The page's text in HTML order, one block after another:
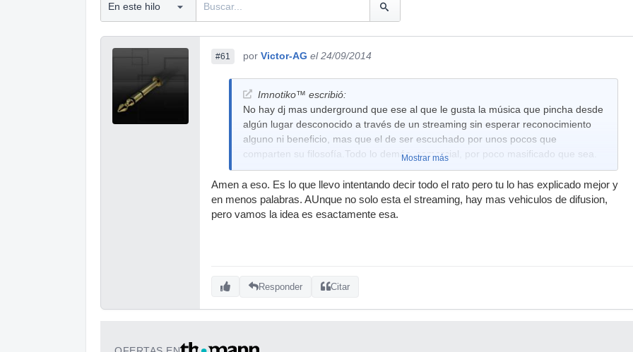
#61 por Victor-AG el 24/09/2014
Imnotiko™ escribió:
No hay dj mas underground que ese al que le gusta la música que pincha desde
algún lugar desconocido a través de un streaming sin esperar reconocimiento
alguno ni beneficio, mas que el de ser escuchado por unos pocos que
comparten su filosofía.Todo lo demás, comercial, por poco masificado que sea.
Mostrar más
Amen a eso. Es lo que llevo intentando decir todo el rato pero tu lo has explicado mejor y
en menos palabras. AUnque no solo esta el streaming, hay mas vehiculos de difusion,
pero vamos la idea es esactamente esa.
Responder Citar